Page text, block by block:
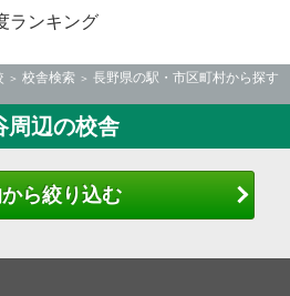
ランキング
校舎検索
長野県の駅・市区町村から探す
周辺の校舎
から絞り込む